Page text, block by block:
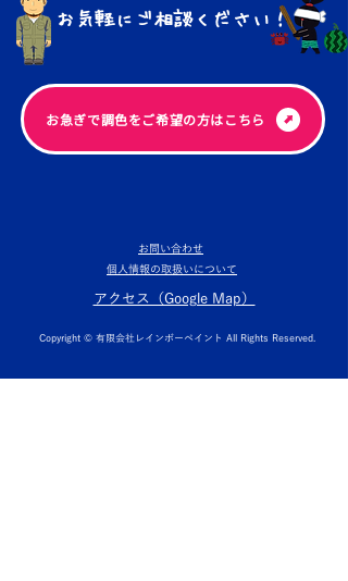
お気軽にご相談ください！
​お急ぎで調色をご希望の方はこちら
お問い合わせ
個人情報の取扱いについて
​アクセス（Google Map）
Copyright © 有限会社レインボーペイント All Rights Reserved.